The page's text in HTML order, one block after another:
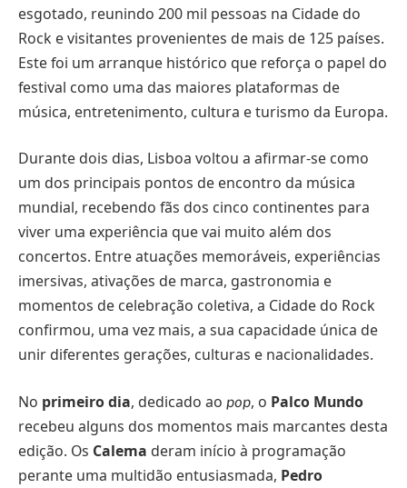
esgotado, reunindo 200 mil pessoas na Cidade do
Rock e visitantes provenientes de mais de 125 países.
Este foi um arranque histórico que reforça o papel do
festival como uma das maiores plataformas de
música, entretenimento, cultura e turismo da Europa.
Durante dois dias, Lisboa voltou a afirmar-se como
um dos principais pontos de encontro da música
mundial, recebendo fãs dos cinco continentes para
viver uma experiência que vai muito além dos
concertos. Entre atuações memoráveis, experiências
imersivas, ativações de marca, gastronomia e
momentos de celebração coletiva, a Cidade do Rock
confirmou, uma vez mais, a sua capacidade única de
unir diferentes gerações, culturas e nacionalidades.
No primeiro dia, dedicado ao pop, o Palco Mundo
recebeu alguns dos momentos mais marcantes desta
edição. Os Calema deram início à programação
perante uma multidão entusiasmada, Pedro